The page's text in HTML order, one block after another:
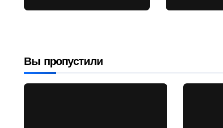
враждебных
Вы пропустили